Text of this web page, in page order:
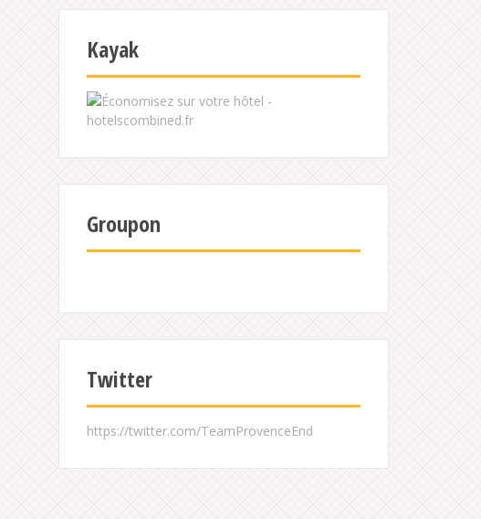
Kayak
Groupon
Twitter
https://twitter.com/TeamProvenceEnd